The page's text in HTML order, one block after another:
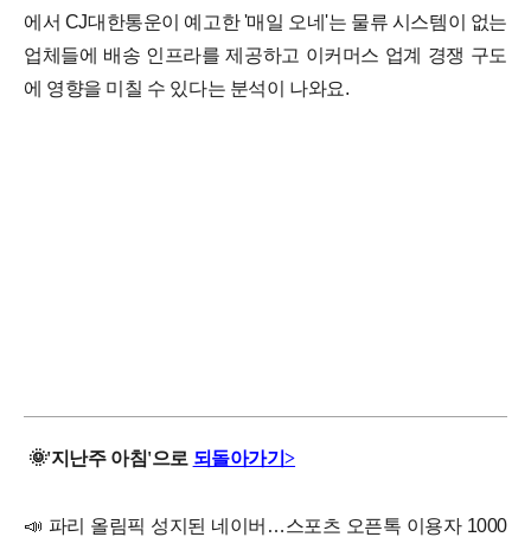
에서 CJ대한통운이 예고한 '매일 오네'는 물류 시스템이 없는
업체들에 배송 인프라를 제공하고 이커머스 업계 경쟁 구도
에 영향을 미칠 수 있다는 분석이 나와요.
🌞'지난주 아침'으로 되돌아가기>
📣 파리 올림픽 성지된 네이버…스포츠 오픈톡 이용자 1000